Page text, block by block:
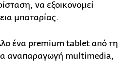
να εξοικονομεί
μπαταρίας.
ένα premium tablet από τη
αναπαραγωγή multimedia,